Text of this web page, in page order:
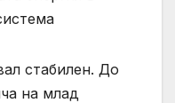
стабилен. До
на млад